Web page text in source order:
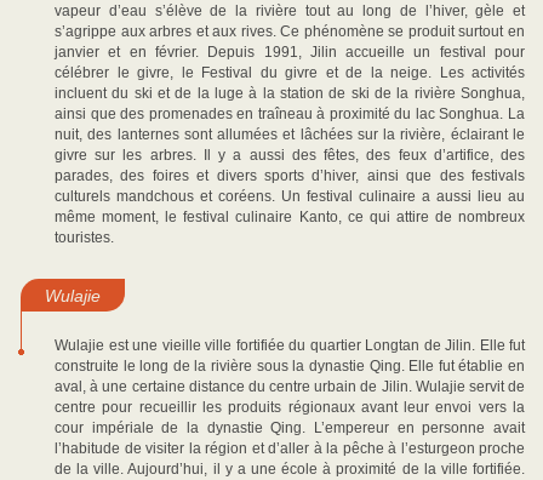
vapeur d’eau s’élève de la rivière tout au long de l’hiver, gèle et
s’agrippe aux arbres et aux rives. Ce phénomène se produit surtout en
janvier et en février. Depuis 1991, Jilin accueille un festival pour
célébrer le givre, le Festival du givre et de la neige. Les activités
incluent du ski et de la luge à la station de ski de la rivière Songhua,
ainsi que des promenades en traîneau à proximité du lac Songhua. La
nuit, des lanternes sont allumées et lâchées sur la rivière, éclairant le
givre sur les arbres. Il y a aussi des fêtes, des feux d’artifice, des
parades, des foires et divers sports d’hiver, ainsi que des festivals
culturels mandchous et coréens. Un festival culinaire a aussi lieu au
même moment, le festival culinaire Kanto, ce qui attire de nombreux
touristes.
Wulajie
Wulajie est une vieille ville fortifiée du quartier Longtan de Jilin. Elle fut
construite le long de la rivière sous la dynastie Qing. Elle fut établie en
aval, à une certaine distance du centre urbain de Jilin. Wulajie servit de
centre pour recueillir les produits régionaux avant leur envoi vers la
cour impériale de la dynastie Qing. L’empereur en personne avait
l’habitude de visiter la région et d’aller à la pêche à l’esturgeon proche
de la ville. Aujourd’hui, il y a une école à proximité de la ville fortifiée.